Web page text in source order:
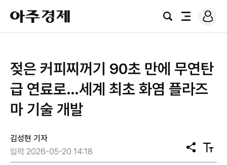
아
주
경
검
전
로
그
젖은 커피찌꺼기 90초 만에 무연탄
급 연료로…세계 최초 화염 플라즈
마 기술 개발
김성현 기자
입력 2026-05-20 14:18
공
유
텍
스